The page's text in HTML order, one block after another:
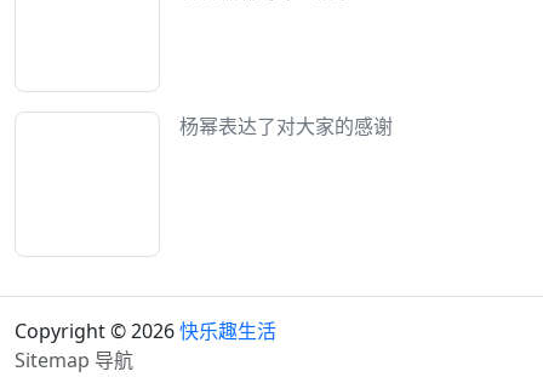
杨幂表达了对大家的感谢
Copyright © 2026快乐趣生活
Sitemap 导航